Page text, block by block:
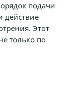
подачи
действие
Этот
только по